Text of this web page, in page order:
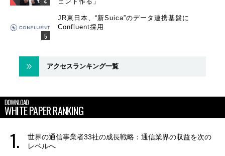
JR東日本、“新Suica”のデータ連携基盤に
Confluent採用
アクセスランキング一覧
DOWNLOAD
WHITE PAPER RANKING
世界の通信事業者33社の成長戦略：通信業界の収益を次の
レベルへ